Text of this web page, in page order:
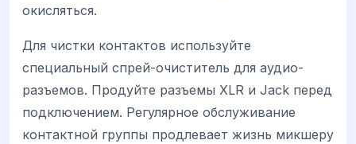
окисляться.
Для чистки контактов используйте
специальный спрей-очиститель для аудио-
разъемов. Продуйте разъемы XLR и Jack перед
подключением. Регулярное обслуживание
контактной группы продлевает жизнь микшеру